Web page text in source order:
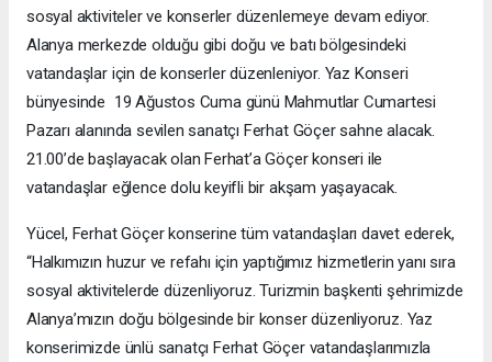
sosyal aktiviteler ve konserler düzenlemeye devam ediyor.
Alanya merkezde olduğu gibi doğu ve batı bölgesindeki
vatandaşlar için de konserler düzenleniyor. Yaz Konseri
bünyesinde 19 Ağustos Cuma günü Mahmutlar Cumartesi
Pazarı alanında sevilen sanatçı Ferhat Göçer sahne alacak.
21.00’de başlayacak olan Ferhat’a Göçer konseri ile
vatandaşlar eğlence dolu keyifli bir akşam yaşayacak.
Yücel, Ferhat Göçer konserine tüm vatandaşları davet ederek,
“Halkımızın huzur ve refahı için yaptığımız hizmetlerin yanı sıra
sosyal aktivitelerde düzenliyoruz. Turizmin başkenti şehrimizde
Alanya’mızın doğu bölgesinde bir konser düzenliyoruz. Yaz
konserimizde ünlü sanatçı Ferhat Göçer vatandaşlarımızla